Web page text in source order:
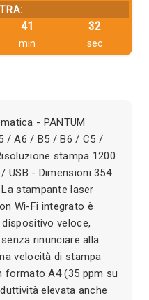
41
min
31
sec
- PANTUM
/ A6 / B5 / B6 / C5 /
stampa 1200
USB - Dimensioni 354
stampante laser
Wi-Fi integrato è
veloce,
rinunciare alla
velocità di stampa
formato A4 (35 ppm su
elevata anche